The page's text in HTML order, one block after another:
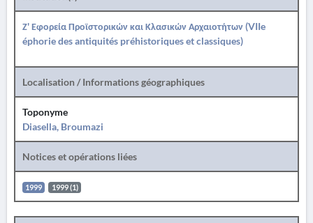
Ζ' Εφορεία Προϊστορικών και Κλασικών Αρχαιοτήτων (VIIe
éphorie des antiquités préhistoriques et classiques)
Localisation / Informations géographiques
Toponyme
Diasella, Broumazi
Notices et opérations liées
1999 1999 (1)